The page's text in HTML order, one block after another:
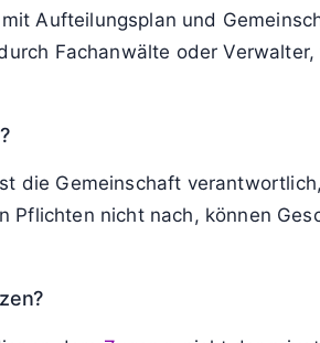
Aufteilungsplan und
Fachanwälte oder
die Gemeinschaft
Pflichten nicht nach, können